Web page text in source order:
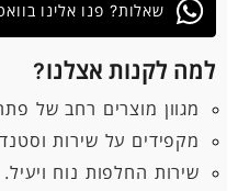
למה לקנות אצלנו?
מגוון מוצרים רחב של
מקפידים על שירות
שירות החלפות נוח ויעיל.
שאלות? פנו אלינו